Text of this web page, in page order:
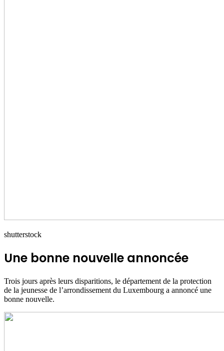
shutterstock
Une bonne nouvelle annoncée
Trois jours après leurs disparitions, le département de la protection
de la jeunesse de l’arrondissement du Luxembourg a annoncé une
bonne nouvelle.